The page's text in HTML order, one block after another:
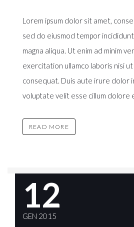
Lorem ipsum dolor sit amet,
sed do eiusmod tempor
magna aliqua. Ut enim ad minim
exercitation ullamco laboris nisi
consequat. Duis aute irure dolor
voluptate velit esse cillum dolore
READ MORE
12
GEN 2015